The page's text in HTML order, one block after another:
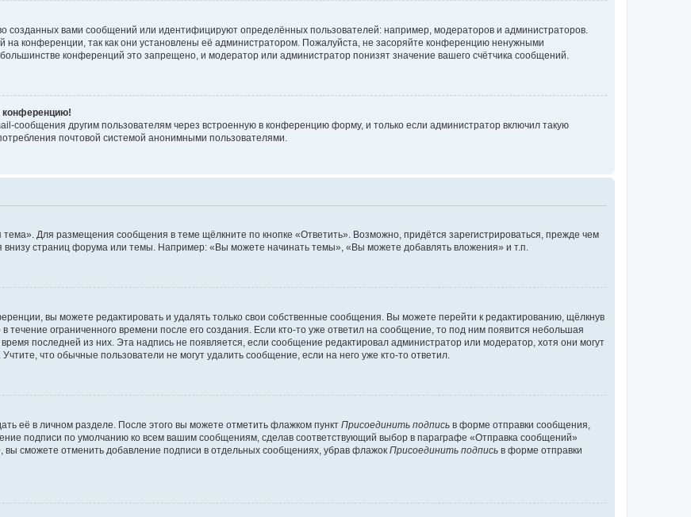
вами сообщений или идентифицируют определённых пользователей: например, модераторов и администраторов.
конференции, так как они установлены её администратором. Пожалуйста, не засоряйте конференцию ненужными
конференций это запрещено, и модератор или администратор понизят значение вашего счётчика сообщений.
конференцию!
сообщения другим пользователям через встроенную в конференцию форму, и только если администратор включил такую
почтовой системой анонимными пользователями.
Для размещения сообщения в теме щёлкните по кнопке «Ответить». Возможно, придётся зарегистрироваться, прежде чем
страниц форума или темы. Например: «Вы можете начинать темы», «Вы можете добавлять вложения» и т.п.
вы можете редактировать и удалять только свои собственные сообщения. Вы можете перейти к редактированию, щёлкнув
течение ограниченного времени после его создания. Если кто-то уже ответил на сообщение, то под ним появится небольшая
последней из них. Эта надпись не появляется, если сообщение редактировал администратор или модератор, хотя они могут
что обычные пользователи не могут удалить сообщение, если на него уже кто-то ответил.
её в личном разделе. После этого вы можете отметить флажком пункт Присоединить подпись в форме отправки сообщения,
подписи по умолчанию ко всем вашим сообщениям, сделав соответствующий выбор в параграфе «Отправка сообщений»
сможете отменить добавление подписи в отдельных сообщениях, убрав флажок Присоединить подпись в форме отправки